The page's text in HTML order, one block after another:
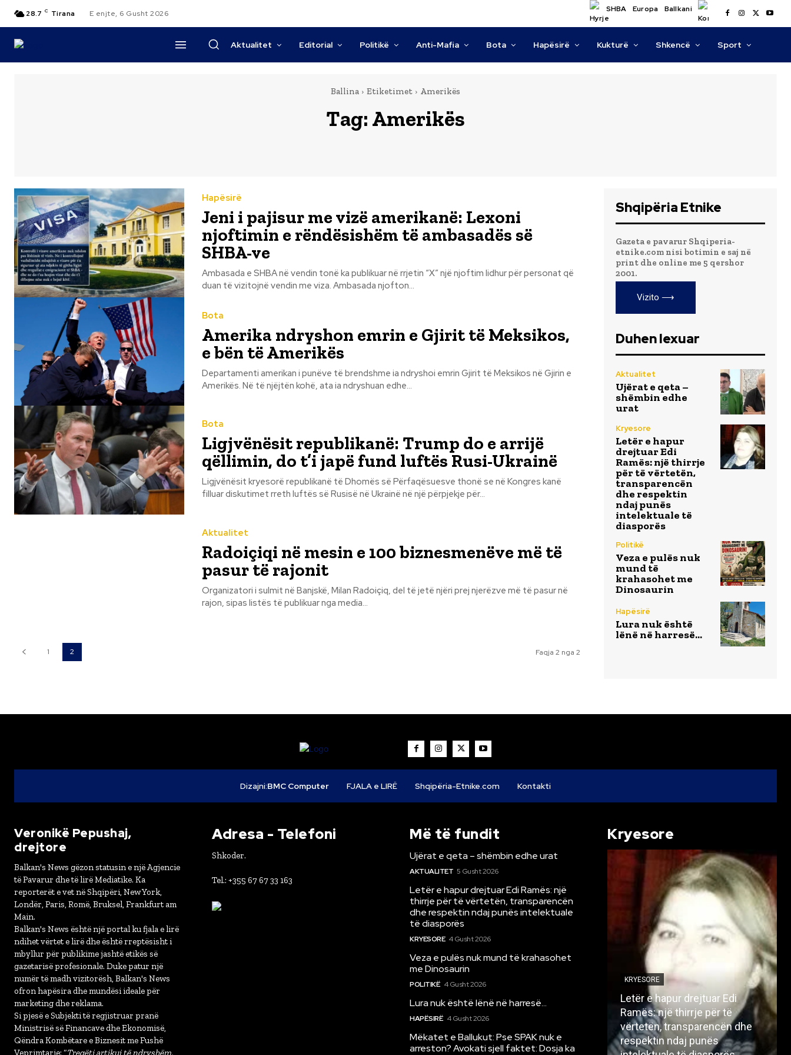
28.7 C Tirana E enjte, 6 Gusht 2026 SHBA Europa Ballkani
Aktualitet Editorial Politikë Anti-Mafia Bota Hapësirë Kukturë Shkencë Sport
Ballina Etiketimet Amerikës
Tag: Amerikës
Hapësirë
Jeni i pajisur me vizë amerikanë: Lexoni
njoftimin e rëndësishëm të ambasadës së
SHBA-ve
Ambasada e SHBA në vendin tonë ka publikuar në rrjetin “X” një njoftim lidhur për personat që
duan të vizitojnë vendin me viza. Ambasada njofton...
Bota
Amerika ndryshon emrin e Gjirit të Meksikos,
e bën të Amerikës
Departamenti amerikan i punëve të brendshme ia ndryshoi emrin Gjirit të Meksikos në Gjirin e
Amerikës. Në të njëjtën kohë, ata ia ndryshuan edhe...
Bota
Ligjvënësit republikanë: Trump do e arrijë
qëllimin, do t’i japë fund luftës Rusi-Ukrainë
Ligjvënësit kryesorë republikanë të Dhomës së Përfaqësuesve thonë se në Kongres kanë
filluar diskutimet rreth luftës së Rusisë në Ukrainë në një përpjekje për...
Aktualitet
Radoiçiqi në mesin e 100 biznesmenëve më të
pasur të rajonit
Organizatori i sulmit në Banjskë, Milan Radoiçiq, del të jetë njëri prej njerëzve më të pasur në
rajon, sipas listës të publikuar nga media...
1 2 Faqja 2 nga 2
Shqipëria Etnike
Gazeta e pavarur Shqiperia-
etnike.com nisi botimin e saj në
print dhe online me 5 qershor
2001.
Vizito ⟶
Duhen lexuar
Aktualitet
Ujërat e qeta –
shëmbin edhe
urat
Kryesore
Letër e hapur
drejtuar Edi
Ramës: një thirrje
për të vërtetën,
transparencën
dhe respektin
ndaj punës
intelektuale të
diasporës
Politikë
Veza e pulës nuk
mund të
krahasohet me
Dinosaurin
Hapësirë
Lura nuk është
lënë në harresë…
Dizajni:BMC Computer FJALA e LIRË Shqipëria-Etnike.com Kontakti
Veronikë Pepushaj,
drejtore
Balkan's News gëzon statusin e një Agjencie
të Pavarur dhe të lirë Mediatike. Ka
reporterët e vet në Shqipëri, New York,
Londër, Paris, Romë, Bruksel, Frankfurt am
Main.
Balkan's News është një portal ku fjala e lirë
ndihet vërtet e lirë dhe është rreptësisht i
mbyllur për publikime jashtë etikës së
gazetarisë profesionale. Duke patur një
numër të madh vizitorësh, Balkan's News
ofron hapësira dhe mundësi ideale për
marketing dhe reklama.
Si pjesë e Subjekti të regjistruar pranë
Ministrisë së Financave dhe Ekonomisë,
Qëndra Kombëtare e Biznesit me Fushë
Veprimtarie: “Tregëti artikuj të ndryshëm,
Adresa - Telefoni
Shkoder.
Tel.: +355 67 67 33 163
Më të fundit
Ujërat e qeta – shëmbin edhe urat
AKTUALITET 5 Gusht 2026
Letër e hapur drejtuar Edi Ramës: një
thirrje për të vërtetën, transparencën
dhe respektin ndaj punës intelektuale
të diasporës
KRYESORE 4 Gusht 2026
Veza e pulës nuk mund të krahasohet
me Dinosaurin
POLITIKË 4 Gusht 2026
Lura nuk është lënë në harresë…
HAPËSIRË 4 Gusht 2026
Mëkatet e Ballukut: Pse SPAK nuk e
arreston? Avokati sjell faktet: Dosja ka
Kryesore
KRYESORE
Letër e hapur drejtuar Edi
Ramës: një thirrje për të
vërtetën, transparencën dhe
respektin ndaj punës